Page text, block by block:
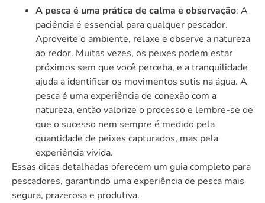
A pesca é uma prática de calma e observação: A
paciência é essencial para qualquer pescador.
Aproveite o ambiente, relaxe e observe a natureza
ao redor. Muitas vezes, os peixes podem estar
próximos sem que você perceba, e a tranquilidade
ajuda a identificar os movimentos sutis na água. A
pesca é uma experiência de conexão com a
natureza, então valorize o processo e lembre-se de
que o sucesso nem sempre é medido pela
quantidade de peixes capturados, mas pela
experiência vivida.
Essas dicas detalhadas oferecem um guia completo para
pescadores, garantindo uma experiência de pesca mais
segura, prazerosa e produtiva.